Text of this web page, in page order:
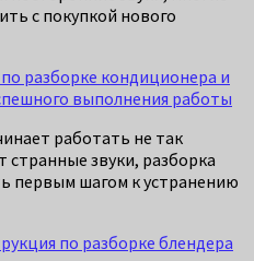
с покупкой нового
разборке кондиционера и
выполнения работы
работать не так
звуки, разборка
первым шагом к устранению
по разборке блендера